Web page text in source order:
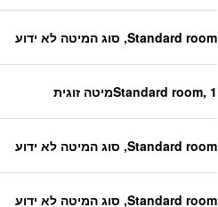
Standard room, סוג המיטה לא ידוע
Standard room, 1מיטה זוגית
Standard room, סוג המיטה לא ידוע
Standard room, סוג המיטה לא ידוע